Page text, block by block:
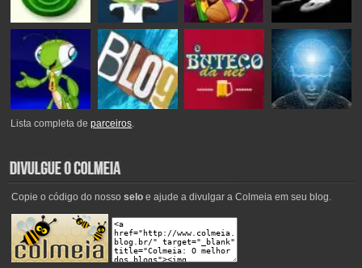
Lista completa deparceiros.
Copie o código do nosso seloe ajude a divulgar a Colmeia em seu blog.